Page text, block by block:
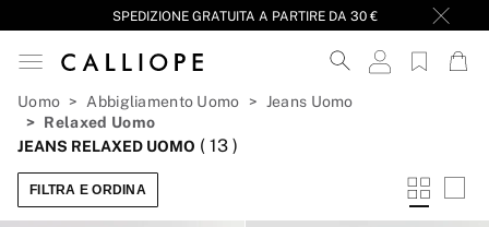
SPEDIZIONE GRATUITA A PARTIRE DA 30 €
Uomo Abbigliamento Uomo
Jeans Uomo
Relaxed Uomo
JEANS RELAXED UOMO ( 13 )
FILTRA E ORDINA